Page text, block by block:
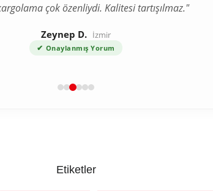
çok özenliydi. Kalitesi tartışılmaz."
Zeynep D. İzmir
✔ Onaylanmış Yorum
Etiketler